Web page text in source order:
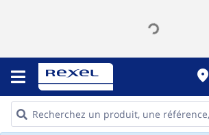
place